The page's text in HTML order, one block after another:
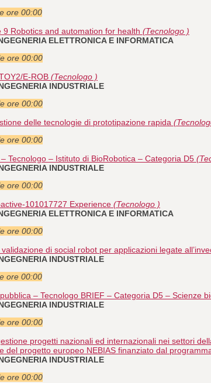
ore 00:00
9 Robotics and automation for health (Tecnologo )
ELETTRONICA E INFORMATICA
ore 00:00
E-ROB (Tecnologo )
INDUSTRIALE
ore 00:00
delle tecnologie di prototipazione rapida
ore 00:00
Tecnologo – Istituto di BioRobotica – Categoria D5
INDUSTRIALE
ore 00:00
101017727 Experience (Tecnologo )
ELETTRONICA E INFORMATICA
ore 00:00
di social robot per applicazioni legate
INDUSTRIALE
ore 00:00
– Tecnologo BRIEF – Categoria D5 – Scienze
INDUSTRIALE
ore 00:00
progetti nazionali ed internazionali nei settori
del progetto europeo NEBIAS finanziato dal
INDUSTRIALE
ore 00:00